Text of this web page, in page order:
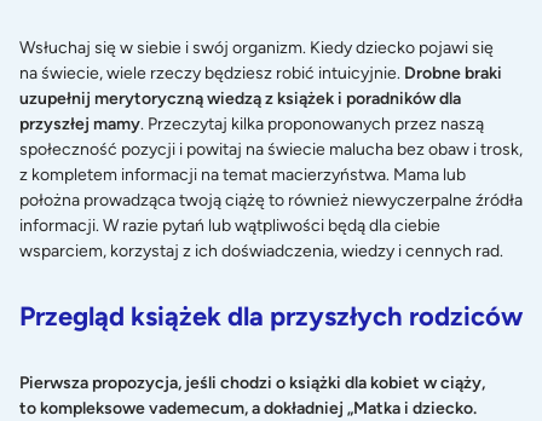
Wsłuchaj się w siebie i swój organizm. Kiedy dziecko pojawi się
na świecie, wiele rzeczy będziesz robić intuicyjnie. Drobne braki
uzupełnij merytoryczną wiedzą z książek i poradników dla
przyszłej mamy. Przeczytaj kilka proponowanych przez naszą
społeczność pozycji i powitaj na świecie malucha bez obaw i trosk,
z kompletem informacji na temat macierzyństwa. Mama lub
położna prowadząca twoją ciążę to również niewyczerpalne źródła
informacji. W razie pytań lub wątpliwości będą dla ciebie
wsparciem, korzystaj z ich doświadczenia, wiedzy i cennych rad.
Przegląd książek dla przyszłych rodziców
Pierwsza propozycja, jeśli chodzi o książki dla kobiet w ciąży,
to kompleksowe vademecum, a dokładniej „Matka i dziecko.